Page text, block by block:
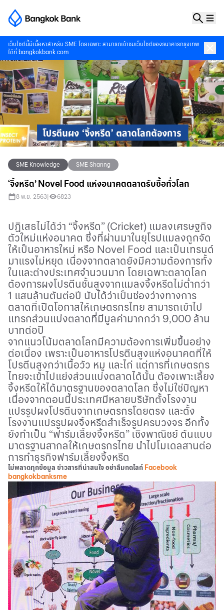
เว็บไซต์นี้มีเนื้อหาสำหรับ SME โดยเฉพาะ สามารถเข้าชมเว็บไซต์ของธนาคารกรุงเทพ
ได้ที่ bangkokbank.com
SME Knowledge SME Sharing
‘จิ้งหรีด’ Novel Food แห่งอนาคตตลาดรับซื้อทั่วโลก
8 พ.ย. 2563 6823
ปฏิเสธไม่ได้ว่า “จิ้งหรีด” (Cricket) แมลงเศรษฐกิจ
ตัวใหม่แห่งอนาคต ซึ่งที่ผ่านมาในยุโรปแมลงถูกจัด
ให้เป็นอาหารใหม่ หรือ Novel Food และเป็นเทรนด์
มาแรงไม่หยุด เนื่องจากตลาดยังมีความต้องการทั้ง
ในและต่างประเทศจำนวนมาก โดยเฉพาะตลาดโลก
ต้องการผงโปรตีนชั้นสูงจากแมลงจิ้งหรีดไม่ต่ำกว่า
1 แสนล้านตันต่อปี นับได้ว่าเป็นช่องว่างทางการ
ตลาดที่เปิดโอกาสให้เกษตรกรไทย สามารถเข้าไป
แทรกส่วนแบ่งตลาดที่มีมูลค่ามากกว่า 9,000 ล้าน
บาทต่อปี
จากแนวโน้มตลาดโลกมีความต้องการเพิ่มขึ้นอย่าง
ต่อเนื่อง เพราะเป็นอาหารโปรตีนสูงแห่งอนาคตที่ให้
โปรตีนสูงกว่าเนื้อวัว หมู และไก่ แต่การที่เกษตรกร
ไทยจะเข้าไปแย่งส่วนแบ่งตลาดได้นั้น ต้องเพาะเลี้ยง
จิ้งหรีดให้ได้มาตรฐานของตลาดโลก ซึ่งไม่ใช่ปัญหา
เนื่องจากตอนนี้ประเทศมีหลายบริษัทตั้งโรงงาน
แปรรูปผงโปรตีนจากเกษตรกรโดยตรง และตั้ง
โรงงานแปรรูปผงจิ้งหรีดสำเร็จรูปครบวงจร อีกทั้ง
ยังทำเป็น “ฟาร์มเลี้ยงจิ้งหรีด” เชิงพาณิชย์ ต้นแบบ
มาตรฐานสากลให้เกษตรกรไทย นำไปโมเดลสานต่อ
การทำธุรกิจฟาร์มเลี้ยงจิ้งหรีด
ไม่พลาดทุกข้อมูล ข่าวสารที่น่าสนใจ อย่าลืมกดไลก์ Facebook
bangkokbanksme